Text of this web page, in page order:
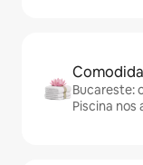
Bucareste:
Piscina